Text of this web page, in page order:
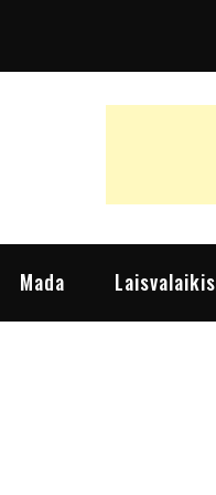
Mada Laisvalaikis